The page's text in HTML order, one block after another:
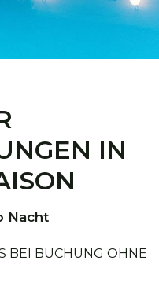
IN
Nacht
BEI BUCHUNG OHNE